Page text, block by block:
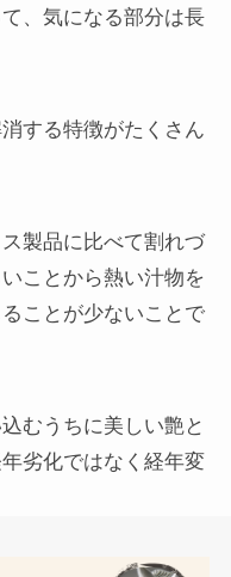
、気になる部分は長
する特徴がたくさん
製品に比べて割れづ
ことから熱い汁物を
ことが少ないことで
むうちに美しい艶と
劣化ではなく経年変